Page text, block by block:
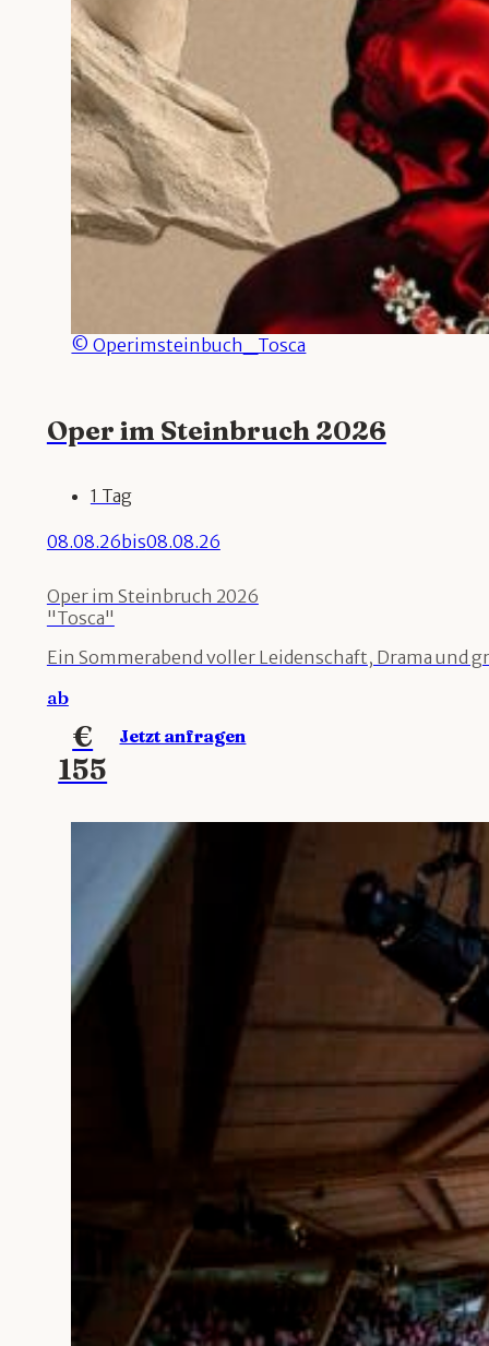
© Operimsteinbuch_Tosca
Oper im Steinbruch 2026
1 Tag
08.08.26bis08.08.26
Oper im Steinbruch 2026
"Tosca"
Ein Sommerabend voller Leidenschaft, Drama und
ab
€
155
Jetzt anfragen